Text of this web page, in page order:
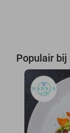
Populair bij